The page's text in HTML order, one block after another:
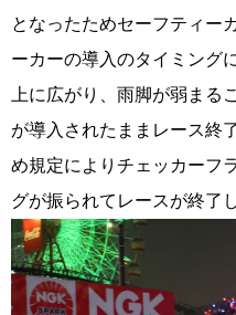
となったためセーフティー
ーカーの導入のタイミング
上に広がり、雨脚が弱まる
が導入されたままレース終
め規定によりチェッカーフ
グが振られてレースが終了し